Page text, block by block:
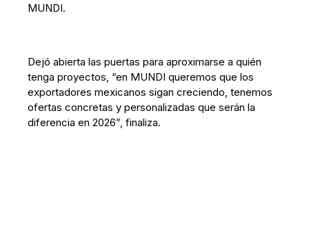
MUNDI.
Dejó abierta las puertas para aproximarse a quién
tenga proyectos, “en MUNDI queremos que los
exportadores mexicanos sigan creciendo, tenemos
ofertas concretas y personalizadas que serán la
diferencia en 2026”, finaliza.